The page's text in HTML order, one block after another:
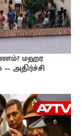
மஹர
அதிர்ச்சி